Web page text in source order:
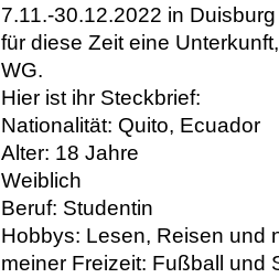
7.11.-30.12.2022 in
für diese Zeit eine
WG.
Hier ist ihr Steckbrief:
Nationalität: Quito, Ecuador
Alter: 18 Jahre
Weiblich
Beruf: Studentin
Hobbys: Lesen, Reisen und
meiner Freizeit: Fußball und